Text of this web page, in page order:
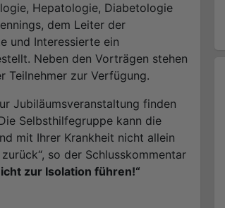
Hepatologie, Diabetologie
dem Leiter der
und Interessierte ein
Neben den Vorträgen stehen
Teilnehmer zur Verfügung.
Jubiläumsveranstaltung finden
Selbsthilfegruppe kann die
mit Ihrer Krankheit nicht allein
so der Schlusskommentar
zur Isolation führen!“